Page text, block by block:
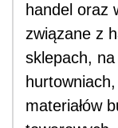
handel oraz
związane z
sklepach,
materiałów